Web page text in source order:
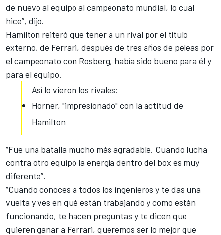
de nuevo al equipo al campeonato mundial, lo cual
hice”, dijo.
Hamilton reiteró que tener a un rival por el título
externo, de Ferrari, después de tres años de peleas por
el campeonato con Rosberg, había sido bueno para él y
para el equipo.
Así lo vieron los rivales:
Horner, "impresionado" con la actitud de
Hamilton
“Fue una batalla mucho más agradable. Cuando lucha
contra otro equipo la energía dentro del box es muy
diferente”.
“Cuando conoces a todos los ingenieros y te das una
vuelta y ves en qué están trabajando y como están
funcionando, te hacen preguntas y te dicen que
quieren ganar a Ferrari, queremos ser lo mejor que